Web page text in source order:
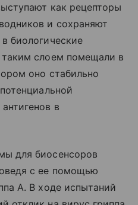
как рецепторы
и сохраняют
биологические
слоем помещали в
оно стабильно
в
для биосенсоров
с ее помощью
А. В ходе испытаний